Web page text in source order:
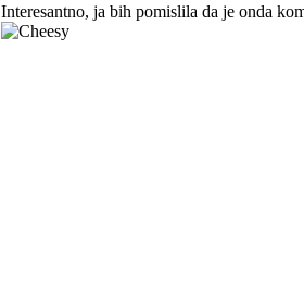
Interesantno, ja bih pomislila da je onda